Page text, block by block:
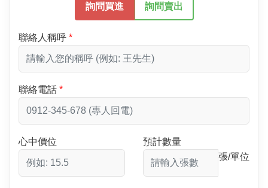
詢問買進 詢問賣出
聯絡人稱呼
聯絡電話
心中價位
預計數量
張/單位